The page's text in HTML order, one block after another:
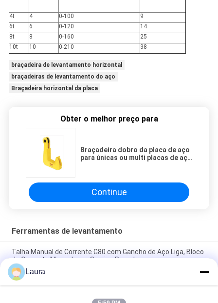
4t 4 0-100
9
6t
6 0-120
14
8t
8 0-160
25
10t
10 0-210 38
braçadeira de levantamento horizontal
braçadeiras de levantamento do aço
Braçadeira horizontal da placa
Obter o melhor preço para
Braçadeira dobro da placa de aço
para únicas ou multi placas de aço
Continue
Ferramentas de levantamento
Talha Manual de Corrente G80 com Gancho de Aço Liga, Bloco
de Corrente Manual para Serviço Pesado
Elevador magnético automático permanente de 1 toneladas -
℃ de 5 toneladas da temperatura <80 da operação
Laura